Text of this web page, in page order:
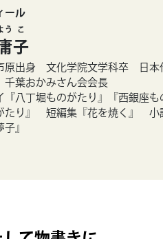
ール
う
子
こ
原出身 文化学院文学科卒 日本
葉おかみさん会会長
『八丁堀ものがたり』『西銀座
たり』 短編集『花を焼く』 小
』